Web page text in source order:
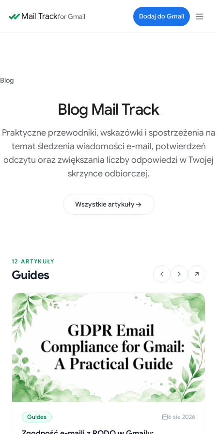
Mail Trackfor Gmail Dodaj do Gmail
Blog
Blog Mail Track
Praktyczne przewodniki, wskazówki i spostrzeżenia na
temat śledzenia wiadomości e-mail, potwierdzeń
odczytu oraz zwiększania liczby odpowiedzi w Twojej
skrzynce odbiorczej.
Wszystkie artykuły
12 ARTYKUŁY
Guides
Guides 6 sie 2026